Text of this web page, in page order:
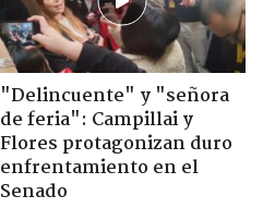
"Delincuente" y "señora
de feria": Campillai y
Flores protagonizan duro
enfrentamiento en el
Senado